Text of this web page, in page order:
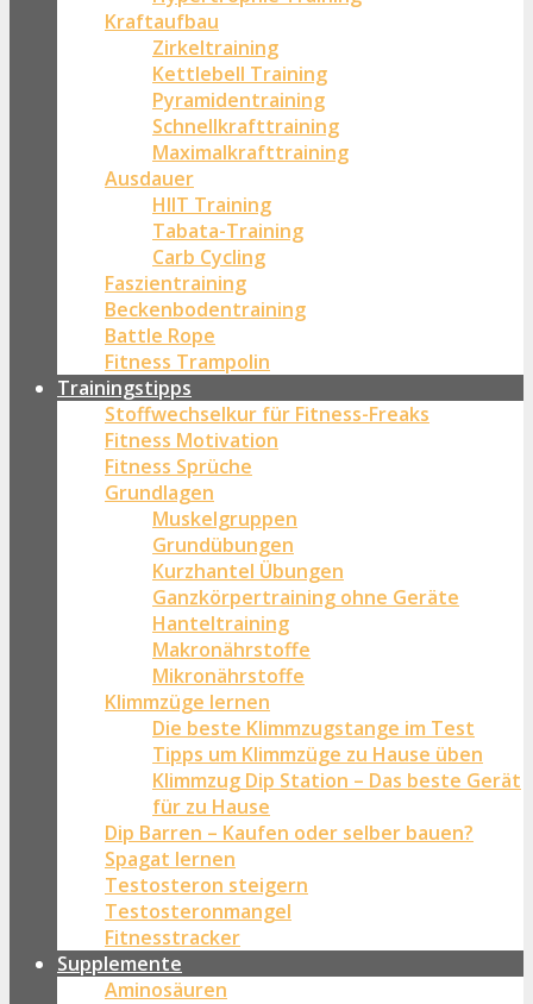
Kraftaufbau
Zirkeltraining
Kettlebell Training
Pyramidentraining
Schnellkrafttraining
Maximalkrafttraining
Ausdauer
HIIT Training
Tabata-Training
Carb Cycling
Faszientraining
Beckenbodentraining
Battle Rope
Fitness Trampolin
Trainingstipps
Stoffwechselkur für Fitness-Freaks
Fitness Motivation
Fitness Sprüche
Grundlagen
Muskelgruppen
Grundübungen
Kurzhantel Übungen
Ganzkörpertraining ohne Geräte
Hanteltraining
Makronährstoffe
Mikronährstoffe
Klimmzüge lernen
Die beste Klimmzugstange im Test
Tipps um Klimmzüge zu Hause üben
Klimmzug Dip Station – Das beste Gerät
für zu Hause
Dip Barren – Kaufen oder selber bauen?
Spagat lernen
Testosteron steigern
Testosteronmangel
Fitnesstracker
Supplemente
Aminosäuren